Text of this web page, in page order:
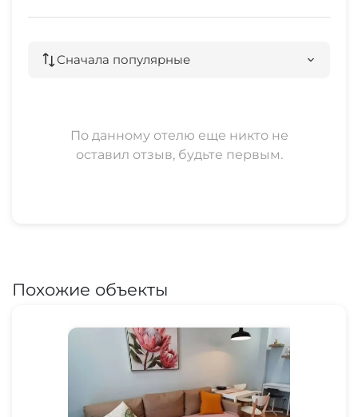
Сначала популярные
По данному отелю еще никто не
оставил отзыв, будьте первым.
Похожие объекты